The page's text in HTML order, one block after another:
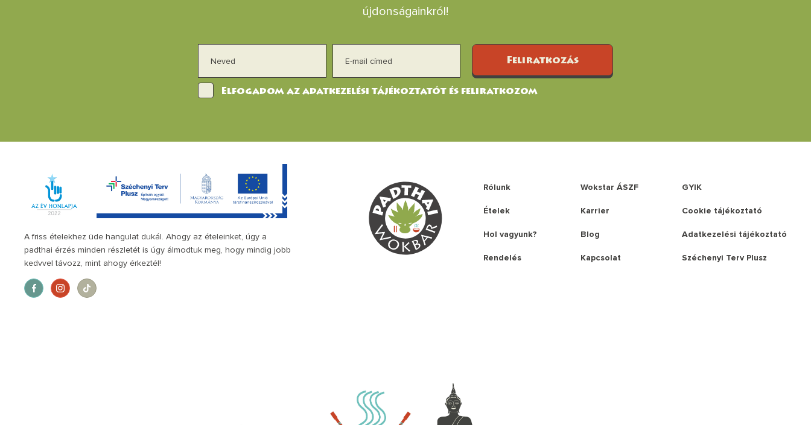
újdonságainkról!
Elfogadom az adatkezelési tájékoztatót és feliratkozom
Feliratkozás
A friss ételekhez üde hangulat dukál. Ahogy az ételeinket, úgy a
padthai érzés minden részletét is úgy álmodtuk meg, hogy mindig jobb
kedvvel távozz, mint ahogy érkeztél!
Rólunk
Ételek
Hol vagyunk?
Rendelés
Wokstar ÁSZF
Karrier
Blog
Kapcsolat
GYIK
Cookie tájékoztató
Adatkezelési tájékoztató
Széchenyi Terv Plusz